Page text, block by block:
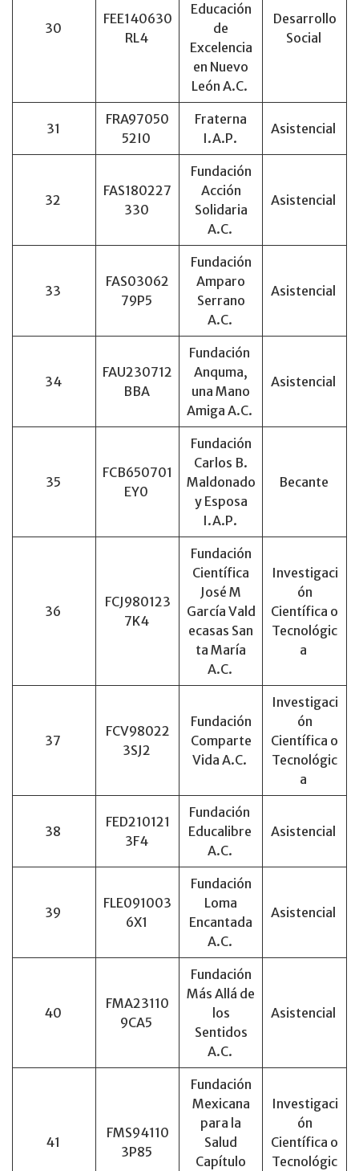
30
FEE140630
RL4
Educación
de
Excelencia
en Nuevo
León A.C.
Desarrollo
Social
31
FRA97050
52I0
Fraterna
I.A.P.
Asistencial
32
FAS180227
330
Fundación
Acción
Solidaria
A.C.
Asistencial
33
FAS03062
79P5
Fundación
Amparo
Serrano
A.C.
Asistencial
34
FAU230712
BBA
Fundación
Anquma,
una Mano
Amiga A.C.
Asistencial
35
FCB650701
EY0
Fundación
Carlos B.
Maldonado
y Esposa
I.A.P.
Becante
36
FCJ980123
7K4
Fundación
Científica
José M
García Vald
ecasas San
ta María
A.C.
Investigaci
ón
Científica o
Tecnológic
a
37
FCV98022
3SJ2
Fundación
Comparte
Vida A.C.
Investigaci
ón
Científica o
Tecnológic
a
38
FED210121
3F4
Fundación
Educalibre
A.C.
Asistencial
39
FLE091003
6X1
Fundación
Loma
Encantada
A.C.
Asistencial
40
FMA23110
9CA5
Fundación
Más Allá de
los
Sentidos
A.C.
Asistencial
41
FMS94110
3P85
Fundación
Mexicana
para la
Salud
Capítulo
Investigaci
ón
Científica o
Tecnológic